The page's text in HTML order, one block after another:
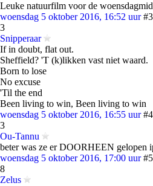
Leuke natuurfilm voor de
woensdag 5 oktober 2016, 16:52 uur #3
3
Snipperaar
If in doubt, flat out.
Sheffield? 'T (k)likken vast niet waard.
Born to lose
No excuse
'Til the end
Been living to win, Been living to win
woensdag 5 oktober 2016, 16:55 uur #4
3
Ou-Tannu
beter was ze er DOORHEEN gelopen
woensdag 5 oktober 2016, 17:00 uur #5
8
Zelus